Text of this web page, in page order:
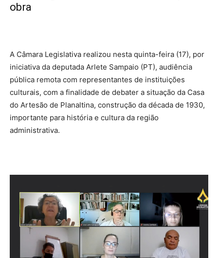
obra
A Câmara Legislativa realizou nesta quinta-feira (17), por
iniciativa da deputada Arlete Sampaio (PT), audiência
pública remota com representantes de instituições
culturais, com a finalidade de debater a situação da Casa
do Artesão de Planaltina, construção da década de 1930,
importante para história e cultura da região
administrativa.